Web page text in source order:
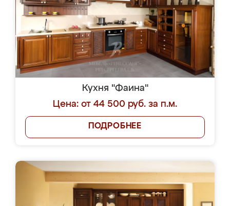
Кухня "Фаина"
Цена: от 44 500 руб. за п.м.
ПОДРОБНЕЕ